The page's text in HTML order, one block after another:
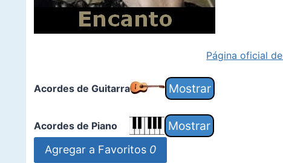
Página oficial de
Acordes de Guitarra
Acordes de Piano
Agregar a Favoritos 0